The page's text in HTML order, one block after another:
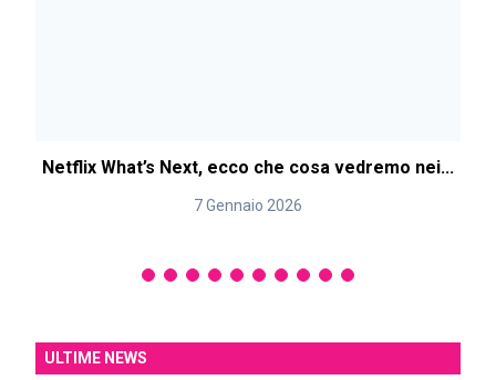
Netflix What’s Next, ecco che cosa vedremo nei...
7 Gennaio 2026
ULTIME NEWS